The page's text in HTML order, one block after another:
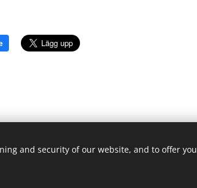
reserverade.
and security of our website, and to offer you